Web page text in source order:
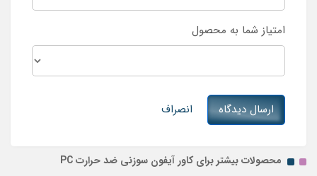
امتیاز شما به محصول
ارسال دیدگاه انصراف
محصولات بیشتر برای کاور آیفون سوزنی ضد حرارت PC